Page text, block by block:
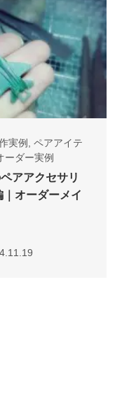
実例
ペアアイテ
ーダー実例
アアクセサリ
オーダーメイ